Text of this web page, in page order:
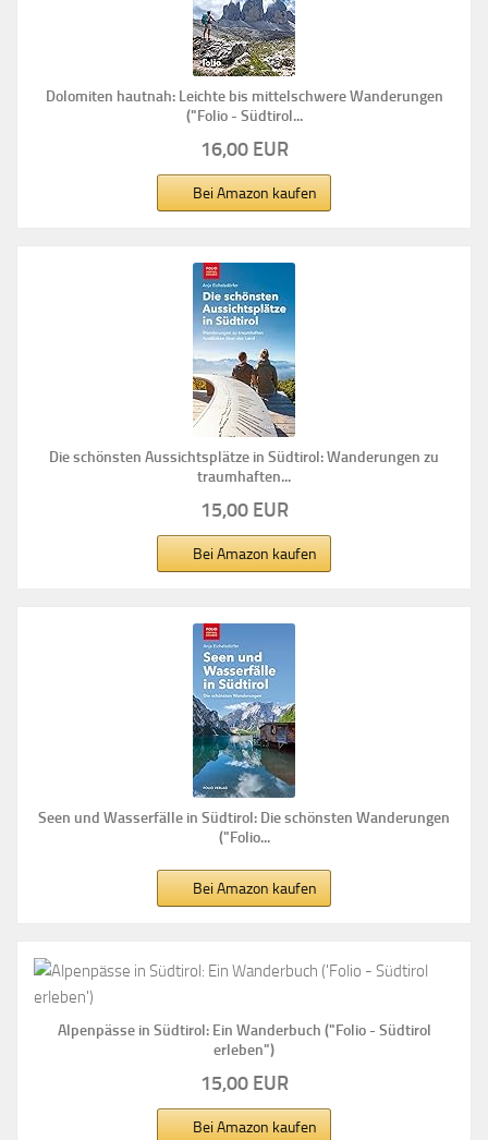
Dolomiten hautnah: Leichte bis mittelschwere Wanderungen
("Folio - Südtirol...
16,00 EUR
Bei Amazon kaufen
Die schönsten Aussichtsplätze in Südtirol: Wanderungen zu
traumhaften...
15,00 EUR
Bei Amazon kaufen
Seen und Wasserfälle in Südtirol: Die schönsten Wanderungen
("Folio...
Bei Amazon kaufen
Alpenpässe in Südtirol: Ein Wanderbuch ("Folio - Südtirol
erleben")
15,00 EUR
Bei Amazon kaufen